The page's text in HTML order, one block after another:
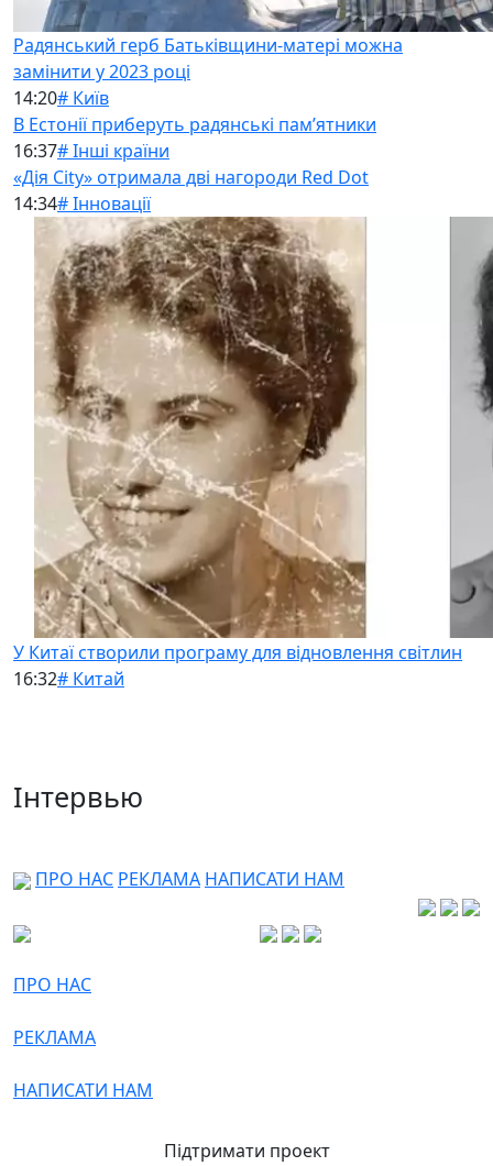
Радянський герб Батьківщини-матері можна
замінити у 2023 році
14:20# Київ
В Естонії приберуть радянські памʼятники
16:37# Інші країни
«Дія City» отримала дві нагороди Red Dot
14:34# Інновації
У Китаї створили програму для відновлення світлин
16:32# Китай
Інтервью
ПРО НАС РЕКЛАМА НАПИСАТИ НАМ
ПРО НАС
РЕКЛАМА
НАПИСАТИ НАМ
Підтримати проект